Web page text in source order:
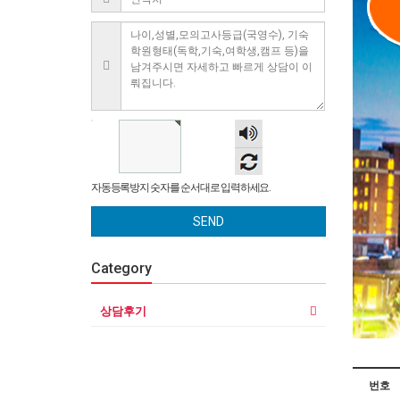
번호
숫자
듣기
자동등록방지 숫자를 순서대로 입력하세요.
SEND
Category
상담후기